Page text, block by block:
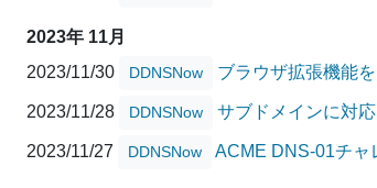
2023年 11月
2023/11/30
DDNSNow ブラウザ拡張機能
2023/11/28 DDNSNow サブドメインに対
2023/11/27 DDNSNow ACME DNS-01チャ